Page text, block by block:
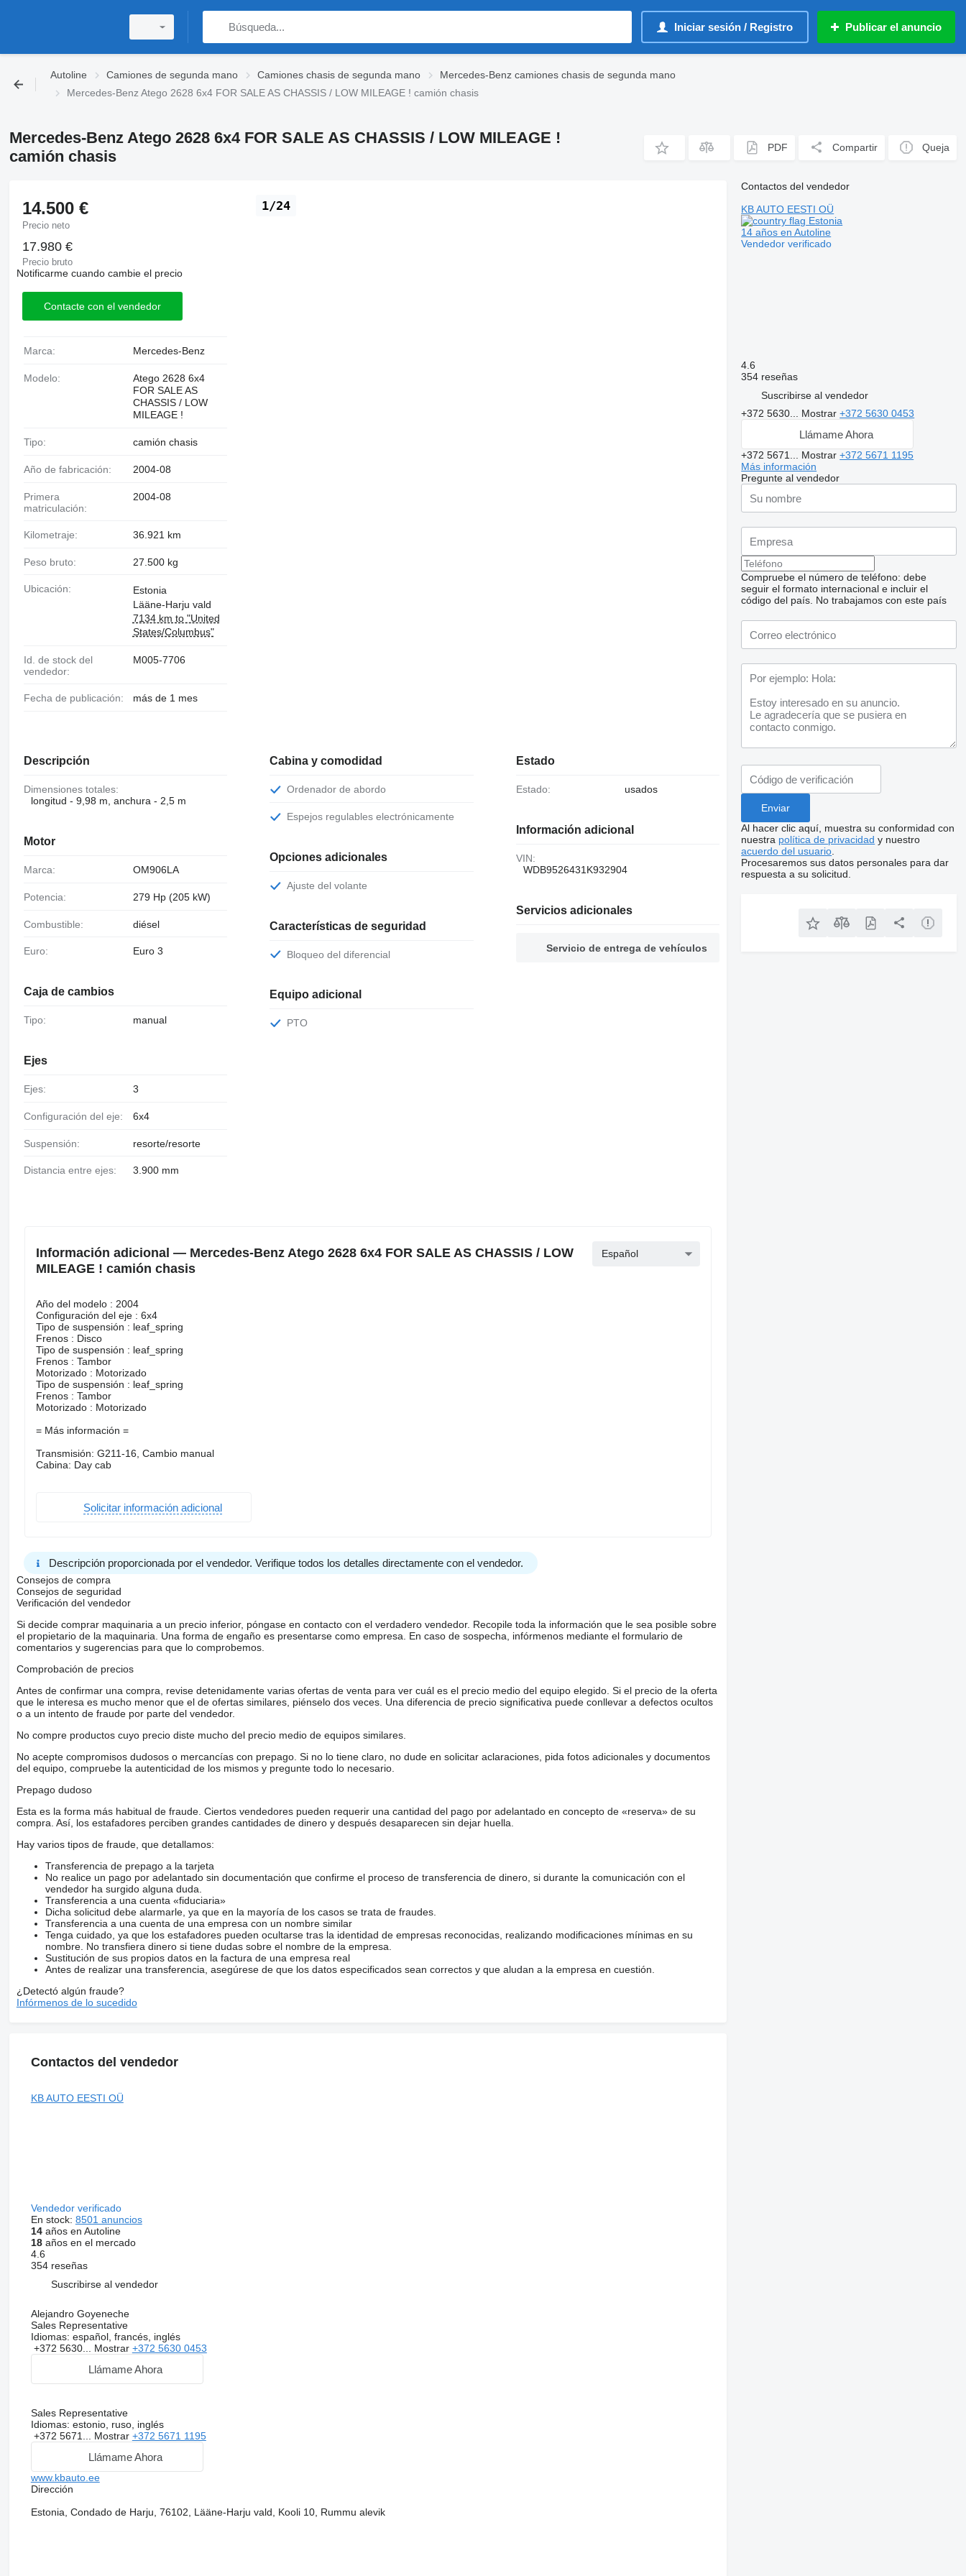
Iniciar sesión / Registro Publicar el anuncio
Autoline Camiones de segunda mano Camiones chasis de segunda mano
Mercedes-Benz camiones chasis de segunda mano
Mercedes-Benz Atego 2628 6x4 FOR SALE AS CHASSIS / LOW MILEAGE ! camión chasis
Mercedes-Benz Atego 2628 6x4 FOR SALE AS CHASSIS / LOW MILEAGE !
camión chasis
PDF Compartir Queja
1/24
14.500 €
Precio neto
17.980 €
Precio bruto
Notificarme cuando cambie el precio
Contacte con el vendedor
Marca: Mercedes-Benz
Modelo:
Atego 2628 6x4
FOR SALE AS
CHASSIS / LOW
MILEAGE !
Tipo: camión chasis
Año de fabricación: 2004-08
Primera
matriculación:
2004-08
Kilometraje: 36.921 km
Peso bruto: 27.500 kg
Ubicación:
Estonia
Lääne-Harju vald
7134 km to "United
States/Columbus"
Id. de stock del
vendedor:
M005-7706
Fecha de publicación: más de 1 mes
Descripción
Dimensiones totales:
longitud - 9,98 m, anchura - 2,5 m
Motor
Marca: OM906LA
Potencia: 279 Hp (205 kW)
Combustible: diésel
Euro: Euro 3
Caja de cambios
Tipo: manual
Ejes
Ejes: 3
Configuración del eje: 6x4
Suspensión: resorte/resorte
Distancia entre ejes: 3.900 mm
Cabina y comodidad
Ordenador de abordo
Espejos regulables electrónicamente
Opciones adicionales
Ajuste del volante
Características de seguridad
Bloqueo del diferencial
Equipo adicional
PTO
Estado
Estado: usados
Información adicional
VIN:
WDB9526431K932904
Servicios adicionales
Servicio de entrega de vehículos
Información adicional — Mercedes-Benz Atego 2628 6x4 FOR SALE AS CHASSIS / LOW
MILEAGE ! camión chasis
Español
Año del modelo : 2004
Configuración del eje : 6x4
Tipo de suspensión : leaf_spring
Frenos : Disco
Tipo de suspensión : leaf_spring
Frenos : Tambor
Motorizado : Motorizado
Tipo de suspensión : leaf_spring
Frenos : Tambor
Motorizado : Motorizado
= Más información =
Transmisión: G211-16, Cambio manual
Cabina: Day cab
Solicitar información adicional
Descripción proporcionada por el vendedor. Verifique todos los detalles directamente con el vendedor.
Consejos de compra
Consejos de seguridad
Verificación del vendedor
Si decide comprar maquinaria a un precio inferior, póngase en contacto con el verdadero vendedor. Recopile toda la información que le sea posible sobre
el propietario de la maquinaria. Una forma de engaño es presentarse como empresa. En caso de sospecha, infórmenos mediante el formulario de
comentarios y sugerencias para que lo comprobemos.
Comprobación de precios
Antes de confirmar una compra, revise detenidamente varias ofertas de venta para ver cuál es el precio medio del equipo elegido. Si el precio de la oferta
que le interesa es mucho menor que el de ofertas similares, piénselo dos veces. Una diferencia de precio significativa puede conllevar a defectos ocultos
o a un intento de fraude por parte del vendedor.
No compre productos cuyo precio diste mucho del precio medio de equipos similares.
No acepte compromisos dudosos o mercancías con prepago. Si no lo tiene claro, no dude en solicitar aclaraciones, pida fotos adicionales y documentos
del equipo, compruebe la autenticidad de los mismos y pregunte todo lo necesario.
Prepago dudoso
Esta es la forma más habitual de fraude. Ciertos vendedores pueden requerir una cantidad del pago por adelantado en concepto de «reserva» de su
compra. Así, los estafadores perciben grandes cantidades de dinero y después desaparecen sin dejar huella.
Hay varios tipos de fraude, que detallamos:
Transferencia de prepago a la tarjeta
No realice un pago por adelantado sin documentación que confirme el proceso de transferencia de dinero, si durante la comunicación con el
vendedor ha surgido alguna duda.
Transferencia a una cuenta «fiduciaria»
Dicha solicitud debe alarmarle, ya que en la mayoría de los casos se trata de fraudes.
Transferencia a una cuenta de una empresa con un nombre similar
Tenga cuidado, ya que los estafadores pueden ocultarse tras la identidad de empresas reconocidas, realizando modificaciones mínimas en su
nombre. No transfiera dinero si tiene dudas sobre el nombre de la empresa.
Sustitución de sus propios datos en la factura de una empresa real
Antes de realizar una transferencia, asegúrese de que los datos especificados sean correctos y que aludan a la empresa en cuestión.
¿Detectó algún fraude?
Infórmenos de lo sucedido
Contactos del vendedor
KB AUTO EESTI OÜ
Vendedor verificado
En stock: 8501 anuncios
14años en Autoline
18años en el mercado
4.6
354 reseñas
Suscribirse al vendedor
Alejandro Goyeneche
Sales Representative
Idiomas: español, francés, inglés
+372 5630... Mostrar +372 5630 0453
Llámame Ahora
Sales Representative
Idiomas: estonio, ruso, inglés
+372 5671... Mostrar +372 5671 1195
Llámame Ahora
www.kbauto.ee
Dirección
Estonia, Condado de Harju, 76102, Lääne-Harju vald, Kooli 10, Rummu alevik
Contactos del vendedor
KB AUTO EESTI OÜ
Estonia
14 años en Autoline
Vendedor verificado
4.6
354 reseñas
Suscribirse al vendedor
+372 5630... Mostrar+372 5630 0453
Llámame Ahora
+372 5671... Mostrar+372 5671 1195
Más información
Pregunte al vendedor
Compruebe el número de teléfono: debe
seguir el formato internacional e incluir el
código del país. No trabajamos con este país
Al hacer clic aquí, muestra su conformidad con
nuestra política de privacidad y nuestro
acuerdo del usuario
Procesaremos sus datos personales para dar
respuesta a su solicitud.